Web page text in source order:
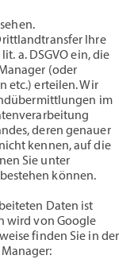
Ihre
a. DSGVO ein, die
(oder
etc.) erteilen. Wir
im
deren genauer
kennen, auf die
Sie unter
können.
Daten ist
wird von Google
finden Sie in der